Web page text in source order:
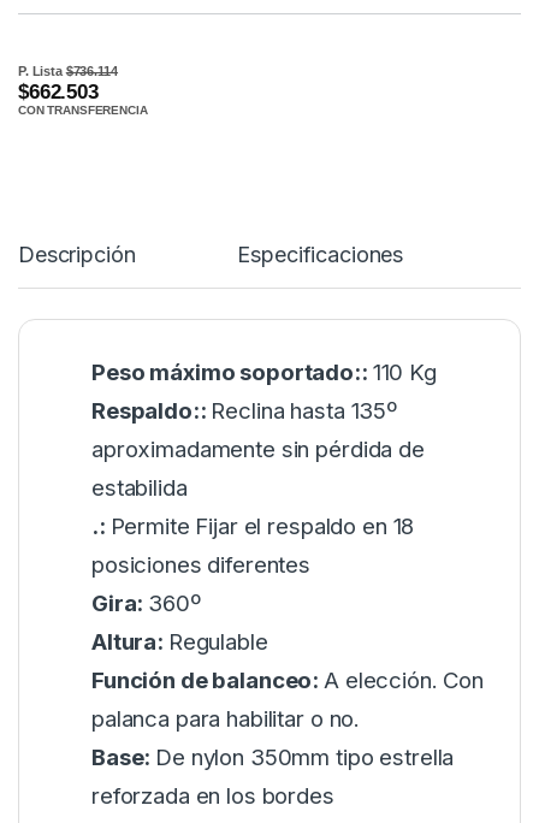
P. Lista$736.114
$662.503
CON TRANSFERENCIA
Descripción Especificaciones
Peso máximo soportado:: 110 Kg
Respaldo:: Reclina hasta 135º
aproximadamente sin pérdida de
estabilida
.: Permite Fijar el respaldo en 18
posiciones diferentes
Gira: 360º
Altura: Regulable
Función de balanceo:A elección. Con
palanca para habilitar o no.
Base: De nylon 350mm tipo estrella
reforzada en los bordes